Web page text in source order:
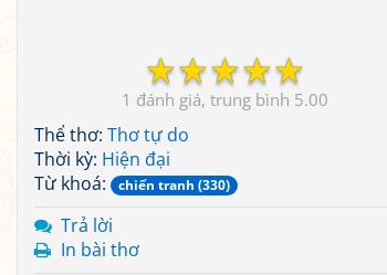
☆
☆
☆
☆
☆
1 5.00
Thể thơ: Thơ tự do
Thời kỳ: Hiện đại
Từ khoá:
chiến tranh (330)
Trả lời
In bài thơ